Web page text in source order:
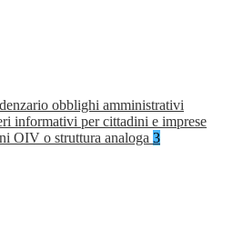
obblighi amministrativi
informativi per cittadini e imprese
OIV o struttura analoga 3